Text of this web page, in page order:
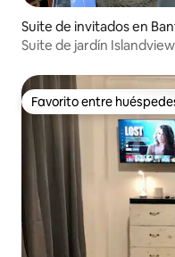
Suite de invitados en
Suite de jardín
Favorito entre
Favorito entre